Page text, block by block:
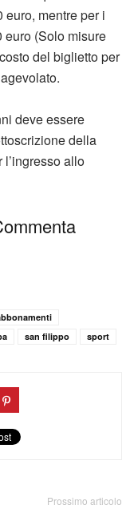
mentre per i
euro (Solo misure
del biglietto per
deve essere
della
l’ingresso allo
san filippo sport
Prossimo articolo